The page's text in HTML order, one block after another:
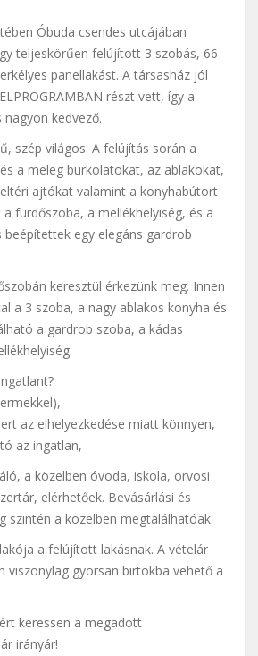
Óbuda csendes utcájában
teljeskörűen felújított 3 szobás, 66
panellakást. A társasház jól
részt vett, így a
kedvező.
szép világos. A felújítás során a
a meleg burkolatokat, az ablakokat,
ajtókat valamint a konyhabútort
fürdőszoba, a mellékhelyiség, és a
beépítettek egy elegáns gardrob
keresztül érkezünk meg. Innen
a 3 szoba, a nagy ablakos konyha és
a gardrob szoba, a kádas
az elhelyezkedése miatt könnyen,
az ingatlan,
a közelben óvoda, iskola, orvosi
elérhetőek. Bevásárlási és
szintén a közelben megtalálhatóak.
a felújított lakásnak. A vételár
viszonylag gyorsan birtokba vehető a
keressen a megadott
irányár!